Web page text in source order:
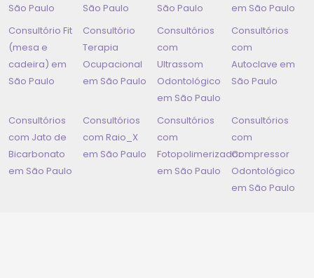
São Paulo
São Paulo
São Paulo
em São Paulo
Consultório Fit
(mesa e
cadeira) em
São Paulo
Consultório
Terapia
Ocupacional
em São Paulo
Consultórios
com
Ultrassom
Odontológico
em São Paulo
Consultórios
com
Autoclave em
São Paulo
Consultórios
com Jato de
Bicarbonato
em São Paulo
Consultórios
com Raio_X
em São Paulo
Consultórios
com
Fotopolimerizador
em São Paulo
Consultórios
com
Compressor
Odontológico
em São Paulo